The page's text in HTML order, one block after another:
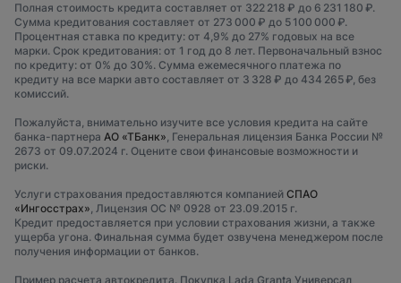
Полная стоимость кредита составляет от 322 218 ₽ до 6 231 180 ₽.
Сумма кредитования составляет от 273 000 ₽ до 5 100 000 ₽.
Процентная ставка по кредиту: от 4,9% до 27% годовых на все
марки. Срок кредитования: от 1 год до 8 лет. Первоначальный взнос
по кредиту: от 0% до 30%. Сумма ежемесячного платежа по
кредиту на все марки авто составляет от 3 328 ₽ до 434 265 ₽, без
комиссий.
Пожалуйста, внимательно изучите все условия кредита на сайте
банка-партнера АО «ТБанк», Генеральная лицензия Банка России №
2673 от 09.07.2024 г. Оцените свои финансовые возможности и
риски.
Услуги страхования предоставляются компанией СПАО
«Ингосстрах», Лицензия ОС № 0928 от 23.09.2015 г.
Кредит предоставляется при условии страхования жизни, а также
ущерба угона. Финальная сумма будет озвучена менеджером после
получения информации от банков.
Пример расчета автокредита. Покупка Lada Granta Универсал